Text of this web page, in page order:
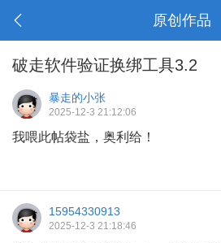
原创作品
破走软件验证换绑工具3.2
暴走的小张
2025-12-3 21:12:06
我喂此帖袋盐，奥利给！
15954330913
2025-12-3 21:18:46